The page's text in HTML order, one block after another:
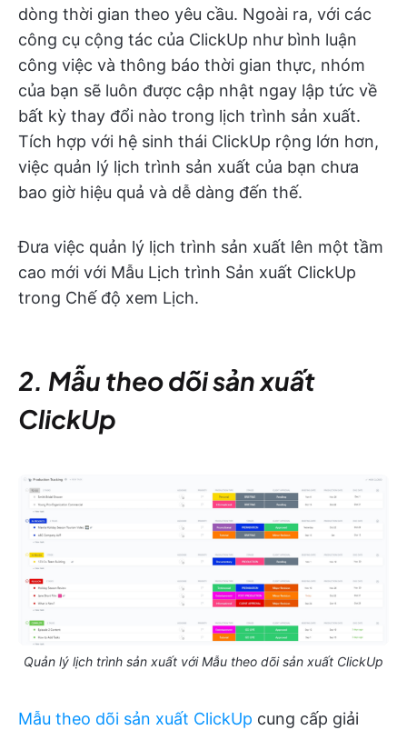
dòng thời gian theo yêu cầu. Ngoài ra, với các
công cụ cộng tác của ClickUp như bình luận
công việc và thông báo thời gian thực, nhóm
của bạn sẽ luôn được cập nhật ngay lập tức về
bất kỳ thay đổi nào trong lịch trình sản xuất.
Tích hợp với hệ sinh thái ClickUp rộng lớn hơn,
việc quản lý lịch trình sản xuất của bạn chưa
bao giờ hiệu quả và dễ dàng đến thế.
Đưa việc quản lý lịch trình sản xuất lên một tầm
cao mới với Mẫu Lịch trình Sản xuất ClickUp
trong Chế độ xem Lịch.
2. Mẫu theo dõi sản xuất
ClickUp
Quản lý lịch trình sản xuất với Mẫu theo dõi sản xuất ClickUp
Mẫu theo dõi sản xuất ClickUp cung cấp giải